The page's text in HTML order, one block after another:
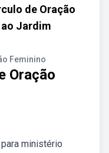
de Oração
Jardim
Feminino
Oração
ministério